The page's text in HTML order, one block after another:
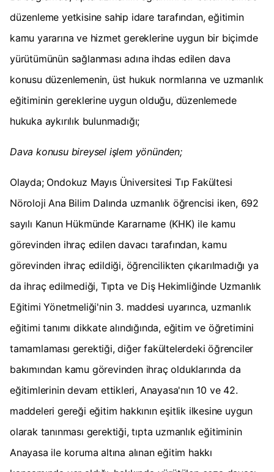
düzenleme yetkisine sahip idare tarafından, eğitimin
kamu yararına ve hizmet gereklerine uygun bir biçimde
yürütümünün sağlanması adına ihdas edilen dava
konusu düzenlemenin, üst hukuk normlarına ve uzmanlık
eğitiminin gereklerine uygun olduğu, düzenlemede
hukuka aykırılık bulunmadığı;
Dava konusu bireysel işlem yönünden;
Olayda; Ondokuz Mayıs Üniversitesi Tıp Fakültesi
Nöroloji Ana Bilim Dalında uzmanlık öğrencisi iken, 692
sayılı Kanun Hükmünde Kararname (KHK) ile kamu
görevinden ihraç edilen davacı tarafından, kamu
görevinden ihraç edildiği, öğrencilikten çıkarılmadığı ya
da ihraç edilmediği, Tıpta ve Diş Hekimliğinde Uzmanlık
Eğitimi Yönetmeliği'nin 3. maddesi uyarınca, uzmanlık
eğitimi tanımı dikkate alındığında, eğitim ve öğretimini
tamamlaması gerektiği, diğer fakültelerdeki öğrenciler
bakımından kamu görevinden ihraç olduklarında da
eğitimlerinin devam ettikleri, Anayasa'nın 10 ve 42.
maddeleri gereği eğitim hakkının eşitlik ilkesine uygun
olarak tanınması gerektiği, tıpta uzmanlık eğitiminin
Anayasa ile koruma altına alınan eğitim hakkı